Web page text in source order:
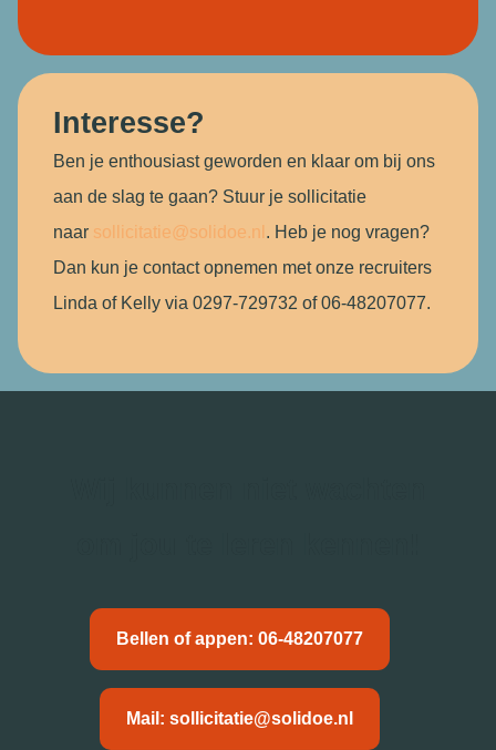
Interesse?
Ben je enthousiast geworden en klaar om bij ons
aan de slag te gaan? Stuur je sollicitatie
naar sollicitatie@solidoe.nl . Heb je nog vragen?
Dan kun je contact opnemen met onze recruiters
Linda of Kelly via 0297-729732 of 06-48207077.
Bellen of appen: 06-48207077
Mail: sollicitatie@solidoe.nl